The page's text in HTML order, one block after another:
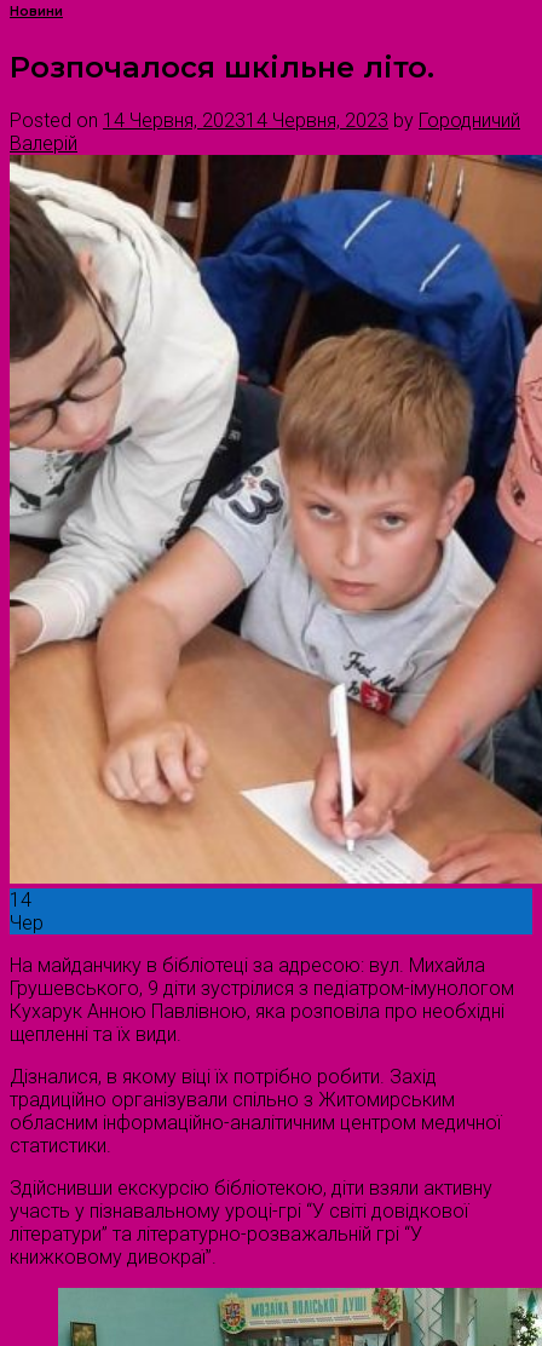
Новини
Розпочалося шкільне літо.
Posted on 14 Червня, 202314 Червня, 2023 by Городничий
Валерій
14
Чер
На майданчику в бібліотеці за адресою: вул. Михайла
Грушевського, 9 діти зустрілися з педіатром-імунологом
Кухарук Анною Павлівною, яка розповіла про необхідні
щепленні та їх види.
Дізналися, в якому віці їх потрібно робити. Захід
традиційно організували спільно з Житомирським
обласним інформаційно-аналітичним центром медичної
статистики.
Здійснивши екскурсію бібліотекою, діти взяли активну
участь у пізнавальному уроці-грі “У світі довідкової
літератури” та літературно-розважальній грі “У
книжковому дивокраї”.